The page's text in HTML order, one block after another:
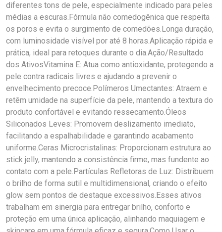
diferentes tons de pele, especialmente indicado para peles
médias a escuras.Fórmula não comedogênica que respeita
os poros e evita o surgimento de comedões.Longa duração,
com luminosidade visível por até 8 horas.Aplicação rápida e
prática, ideal para retoques durante o dia.Ação/Resultado
dos AtivosVitamina E: Atua como antioxidante, protegendo a
pele contra radicais livres e ajudando a prevenir o
envelhecimento precoce.Polímeros Umectantes: Atraem e
retêm umidade na superfície da pele, mantendo a textura do
produto confortável e evitando ressecamento.Óleos
Siliconados Leves: Promovem deslizamento imediato,
facilitando a espalhabilidade e garantindo acabamento
uniforme.Ceras Microcristalinas: Proporcionam estrutura ao
stick jelly, mantendo a consistência firme, mas fundente ao
contato com a pele.Partículas Refletoras de Luz: Distribuem
o brilho de forma sutil e multidimensional, criando o efeito
glow sem pontos de destaque excessivos.Esses ativos
trabalham em sinergia para entregar brilho, conforto e
proteção em uma única aplicação, alinhando maquiagem e